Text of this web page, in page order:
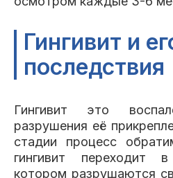
Гингивит и
последствия
Гингивит это
разрушения её
стадии процесс
гингивит переходит
котором разрушаются